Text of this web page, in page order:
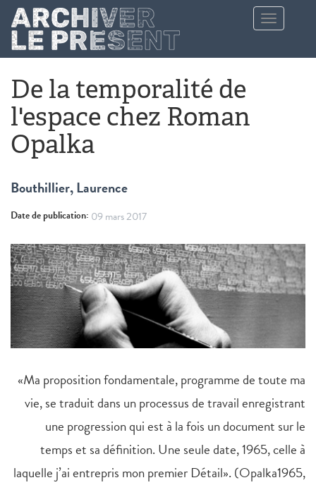
Aller au contenu principal
Toggle
navigation
De la temporalité de
l'espace chez Roman
Opalka
Bouthillier, Laurence
Date de publication: 09 mars 2017
«Ma proposition fondamentale, programme de toute ma
vie, se traduit dans un processus de travail enregistrant
une progression qui est à la fois un document sur le
temps et sa définition. Une seule date, 1965, celle à
laquelle j’ai entrepris mon premier Détail». (Opalka1965,